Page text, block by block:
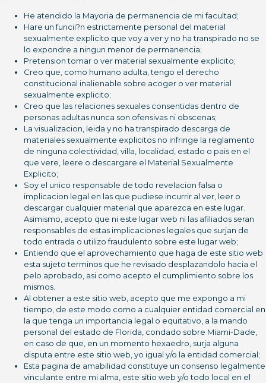
He atendido la Mayoria de permanencia de mi facultad;
Hare un funcii?n estrictamente personal del material
sexualmente explicito que voy a ver y no ha transpirado no se
lo expondre a ningun menor de permanencia;
Pretension tomar o ver material sexualmente explicito;
Creo que, como humano adulta, tengo el derecho
constitucional inalienable sobre acoger o ver material
sexualmente explicito;
Creo que las relaciones sexuales consentidas dentro de
personas adultas nunca son ofensivas ni obscenas;
La visualizacion, leida y no ha transpirado descarga de
materiales sexualmente explicitos no infringe la reglamento
de ninguna colectividad, villa, localidad, estado o pais en el
que vere, leere o descargare el Material Sexualmente
Explicito;
Soy el unico responsable de todo revelacion falsa o
implicacion legal en las que pudiese incurrir al ver, leer o
descargar cualquier material que aparezca en este lugar.
Asimismo, acepto que ni este lugar web ni las afiliados seran
responsables de estas implicaciones legales que surjan de
todo entrada o utilizo fraudulento sobre este lugar web;
Entiendo que el aprovechamiento que haga de este sitio web
esta sujeto terminos que he revisado desplazandolo hacia el
pelo aprobado, asi­ como acepto el cumplimiento sobre los
mismos.
Al obtener a este sitio web, acepto que me expongo a mi
tiempo, de este modo como a cualquier entidad comercial en
la que tenga un importancia legal o equitativo, a la mando
personal del estado de Florida, condado sobre Miami-Dade,
en caso de que, en un momento hexaedro, surja alguna
disputa entre este sitio web, yo igual y/o la entidad comercial;
Esta pagina de amabilidad constituye un consenso legalmente
vinculante entre mi alma, este sitio web y/o todo local en el